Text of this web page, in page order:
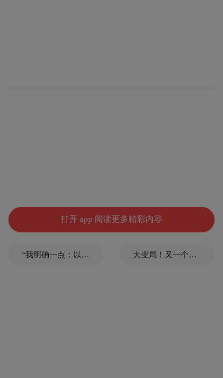
为激发新时代乡村振兴的文化活力，活动现
场还将设置趣味活动、乡村（非遗）市集
等，全面展示乐东非物质文化遗产保护传承
打开 app 阅读更多精彩内容
“我明确一点：以色列不接受！”内塔尼亚胡为何如此公开地挑衅特朗普？ 大变局！又一个铁饭碗，要破了